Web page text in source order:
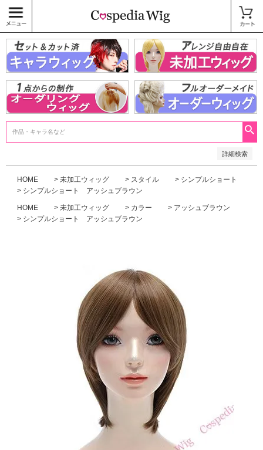
詳細検索
〜
商品タグ
キャラウィッグ
未加工ウィッグ
ベースウィッグ
衣装
SALE中
HOME 未加工ウィッグ スタイル
シンプルショート
シンプルショート アッシュブラウン
HOME 未加工ウィッグ カラー
アッシュブラウン
シンプルショート アッシュブラウン